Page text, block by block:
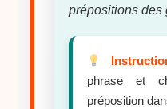
prépositions des
phrase et
préposition